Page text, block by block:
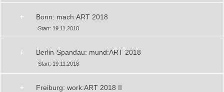
+ Bonn: mach:ART 2018
Start: 19.11.2018
+ Berlin-Spandau: mund:ART 2018
Start: 19.11.2018
+ Freiburg: work:ART 2018 II